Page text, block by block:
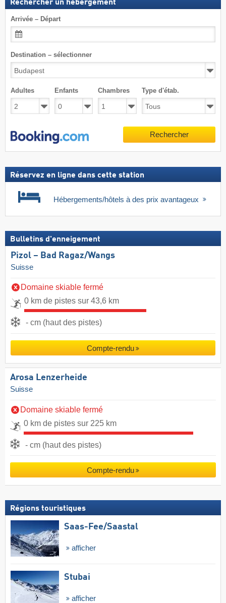
Rechercher un hébergement
Arrivée – Départ
Destination – sélectionner
Adultes Enfants Chambres Type d'étab.
Rechercher
Réservez en ligne dans cette station
Hébergements/hôtels à des prix avantageux
Bulletins d'enneigement
Pizol – Bad Ragaz/​Wangs
Suisse
Domaine skiable fermé
0 km de pistes sur 43,6 km
- cm (haut des pistes)
Compte-rendu
Arosa Lenzerheide
Suisse
Domaine skiable fermé
0 km de pistes sur 225 km
- cm (haut des pistes)
Compte-rendu
Régions touristiques
Saas-Fee/​Saastal
afficher
Stubai
afficher